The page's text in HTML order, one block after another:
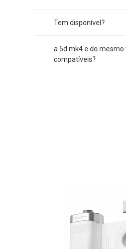
Tem disponível?
a 5d mk4 e do
compatíveis?